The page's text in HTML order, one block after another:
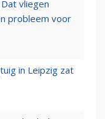
vliegen
probleem voor
in Leipzig zat